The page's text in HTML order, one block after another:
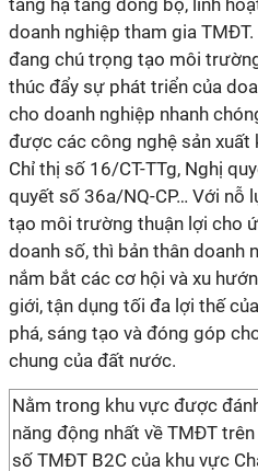
tảng hạ tầng đồng bộ, linh
doanh nghiệp tham gia TMĐT.
đang chú trọng tạo môi
thúc đẩy sự phát triển của
cho doanh nghiệp nhanh
được các công nghệ sản
Chỉ thị số 16/CT-TTg, Nghị
quyết số 36a/NQ-CP… Với nỗ
tạo môi trường thuận lợi cho
doanh số, thì bản thân doanh
nắm bắt các cơ hội và xu
giới, tận dụng tối đa lợi thế
phá, sáng tạo và đóng góp
chung của đất nước.
Nằm trong khu vực được
năng động nhất về TMĐT
số TMĐT B2C của khu vực